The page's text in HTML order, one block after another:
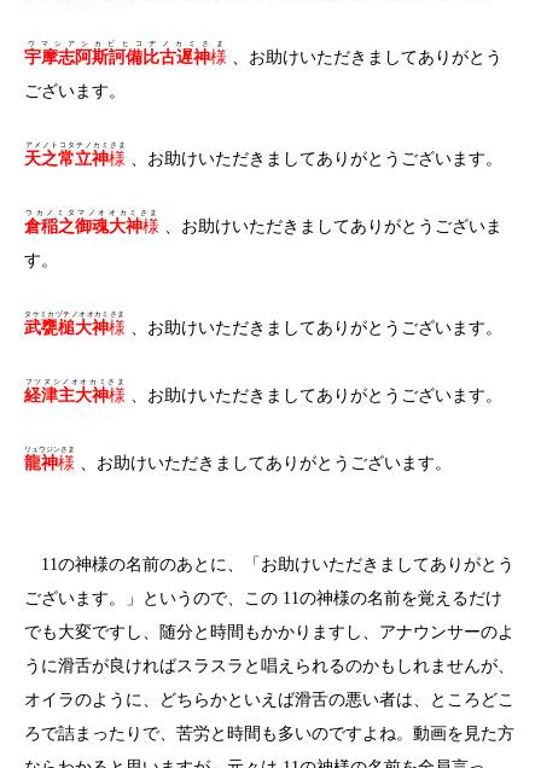
宇摩志阿斯訶備比古遅神様
ウマシアシカビヒコヂノカミさま
、お助けいただきましてありがとう
ございます。
天之常立神様
アメノトコタチノカミさま
、お助けいただきましてありがとうございます。
倉稲之御魂大神様
ウカノミタマノオオカミさま
、お助けいただきましてありがとうございま
す。
武甕槌大神様
タケミカヅチノオオカミさま
、お助けいただきましてありがとうございます。
経津主大神様
フツヌシノオオカミさま
、お助けいただきましてありがとうございます。
龍神様
リュウジンさま
、お助けいただきましてありがとうございます。
11の神様の名前のあとに、「お助けいただきましてありがとう
ございます。」というので、この 11の神様の名前を覚えるだけ
でも大変ですし、随分と時間もかかりますし、アナウンサーのよ
うに滑舌が良ければスラスラと唱えられるのかもしれませんが、
オイラのように、どちらかといえば滑舌の悪い者は、ところどこ
ろで詰まったりで、苦労と時間も多いのですよね。動画を見た方